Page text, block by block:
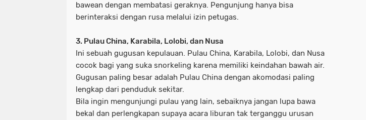
bawean dengan membatasi geraknya. Pengunjung hanya bisa
berinteraksi dengan rusa melalui izin petugas.
3. Pulau China, Karabila, Lolobi, dan Nusa
Ini sebuah gugusan kepulauan. Pulau China, Karabila, Lolobi, dan Nusa
cocok bagi yang suka snorkeling karena memiliki keindahan bawah air.
Gugusan paling besar adalah Pulau China dengan akomodasi paling
lengkap dari penduduk sekitar.
Bila ingin mengunjungi pulau yang lain, sebaiknya jangan lupa bawa
bekal dan perlengkapan supaya acara liburan tak terganggu urusan